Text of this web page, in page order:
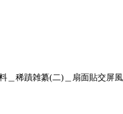
＿稀蹟雑纂(二)＿扇面貼交屏